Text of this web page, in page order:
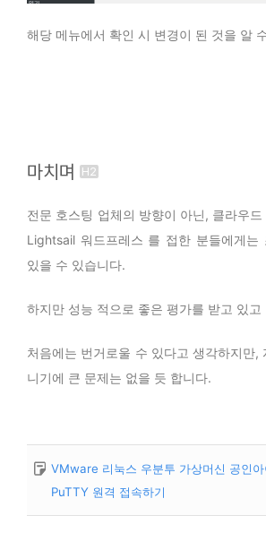
해당 메뉴에서 확인 시 변경이 된 것을 알
마치며
전문 호스팅 업체의 방향이 아닌, 클라우
Lightsail 워드프레스 를 접한 분들에게는
있을 수 있습니다.
하지만 성능 적으로 좋은 평가를 받고 있고
처음에는 번거로울 수 있다고 생각하지만,
니기에 큰 문제는 없을 듯 합니다.
VMware 리눅스 우분투 가상머신 공인아
PuTTY 원격 접속하기